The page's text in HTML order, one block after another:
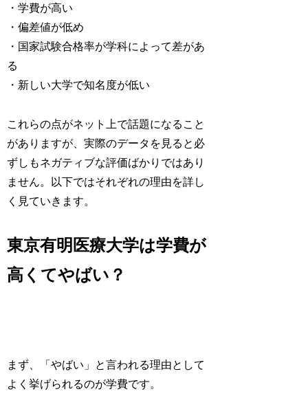
・学費が高い
・偏差値が低め
・国家試験合格率が学科によって差があ
る
・新しい大学で知名度が低い
これらの点がネット上で話題になること
がありますが、実際のデータを見ると必
ずしもネガティブな評価ばかりではあり
ません。以下ではそれぞれの理由を詳し
く見ていきます。
東京有明医療大学は学費が
高くてやばい？
まず、「やばい」と言われる理由として
よく挙げられるのが学費です。